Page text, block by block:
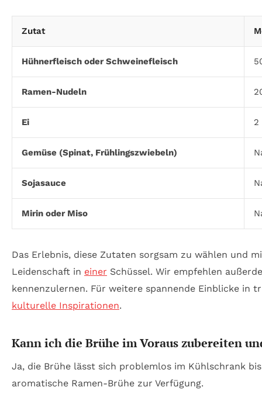
Zutat
Hühnerfleisch oder Schweinefleisch
Ramen-Nudeln
Ei 2
Gemüse (Spinat, Frühlingszwiebeln)
Sojasauce
Mirin oder Miso
Das Erlebnis, diese Zutaten sorgsam zu wählen und
Leidenschaft in einer Schüssel. Wir empfehlen
kennenzulernen. Für weitere spannende Einblicke
kulturelle Inspirationen.
Kann ich die Brühe im Voraus zubereiten
Ja, die Brühe lässt sich problemlos im Kühlschrank
aromatische Ramen-Brühe zur Verfügung.